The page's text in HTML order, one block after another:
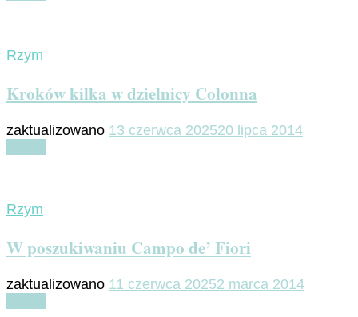
Rzym
Kroków kilka w dzielnicy Colonna
zaktualizowano 13 czerwca 202520 lipca 2014
Rzym
W poszukiwaniu Campo de’ Fiori
zaktualizowano 11 czerwca 20252 marca 2014